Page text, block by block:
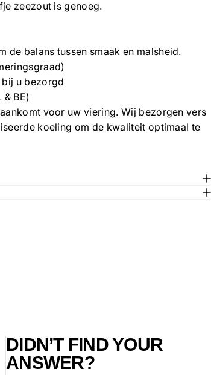
zeezout is genoeg.
de balans tussen smaak en malsheid.
u bezorgd
BE)
voor uw viering. Wij bezorgen vers
koeling om de kwaliteit optimaal te
DIDN’T FIND YOUR
ANSWER?